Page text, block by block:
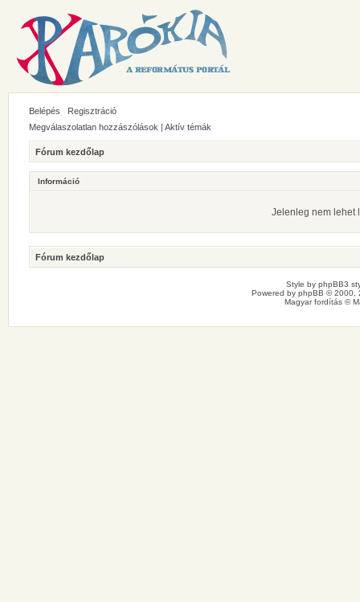
Belépés
Regisztráció
Megválaszolatlan hozzászólások | Aktív témák
Fórum kezdőlap
Információ
Jelenleg nem lehet
Fórum kezdőlap
Style by phpBB3
Powered by phpBB © 2000,
Magyar fordítás ©